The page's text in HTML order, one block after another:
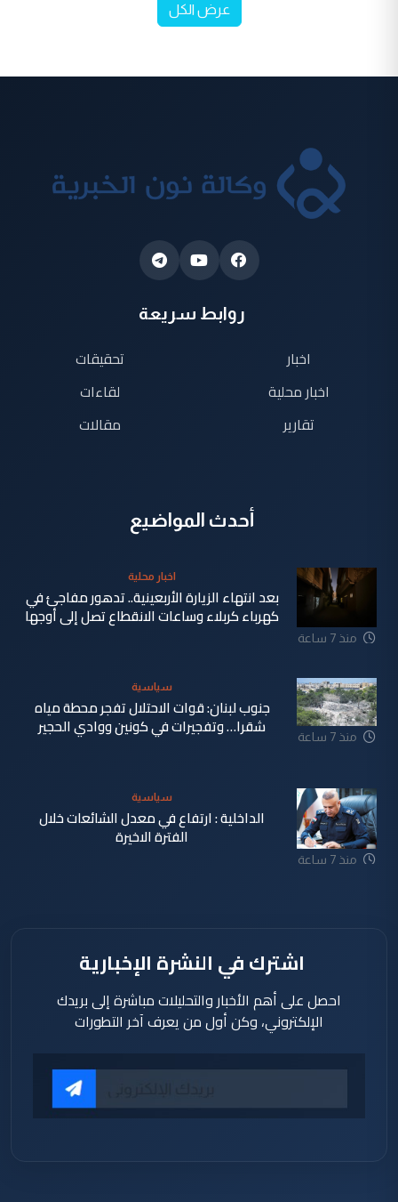
عرض الكل
روابط سريعة
اخبار
اخبار محلية
تقارير
تحقيقات
لقاءات
مقالات
أحدث المواضيع
منذ 7 ساعة
اخبار محلية
بعد انتهاء الزيارة الأربعينية.. تدهور مفاجئ في
كهرباء كربلاء وساعات الانقطاع تصل إلى أوجها
منذ 7 ساعة
سياسية
جنوب لبنان: قوات الاحتلال تفجر محطة مياه
شقرا… وتفجيرات في كونين ووادي الحجير
منذ 7 ساعة
سياسية
الداخلية : ارتفاع في معدل الشائعات خلال
الفترة الاخيرة
اشترك في النشرة الإخبارية
احصل على أهم الأخبار والتحليلات مباشرة إلى بريدك
الإلكتروني، وكن أول من يعرف آخر التطورات